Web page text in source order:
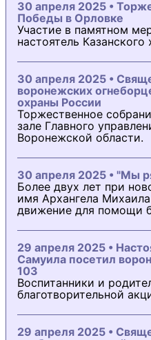
30 апреля 2025 •
Победы в Орловке
Участие в памятном
настоятель
30 апреля 2025 •
воронежских
охраны России
Торжественное
зале Главного
Воронежской области.
30 апреля 2025 • "Мы
Более двух лет при
имя Архангела
движение для помощи
29 апреля 2025 •
Самуила посетил
103
Воспитанники и
благотворительной
29 апреля 2025 •